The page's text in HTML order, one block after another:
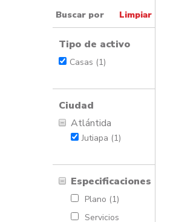
Buscar por Limpiar
Tipo de activo
Casas (1)
Ciudad
Atlántida
Jutiapa (1)
Especificaciones
Plano (1)
Servicios